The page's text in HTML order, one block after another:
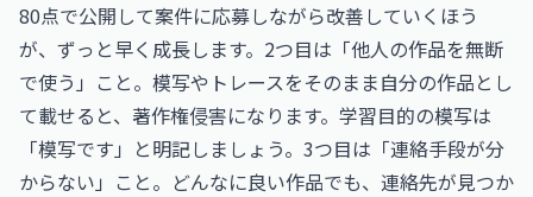
80点で公開して案件に応募しながら改善していくほう
が、ずっと早く成長します。2つ目は「他人の作品を無断
で使う」こと。模写やトレースをそのまま自分の作品とし
て載せると、著作権侵害になります。学習目的の模写は
「模写です」と明記しましょう。3つ目は「連絡手段が分
からない」こと。どんなに良い作品でも、連絡先が見つか